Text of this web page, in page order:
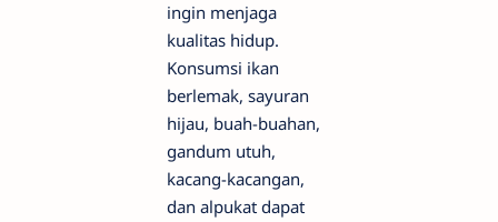
ingin menjaga
kualitas hidup.
Konsumsi ikan
berlemak, sayuran
hijau, buah-buahan,
gandum utuh,
kacang-kacangan,
dan alpukat dapat